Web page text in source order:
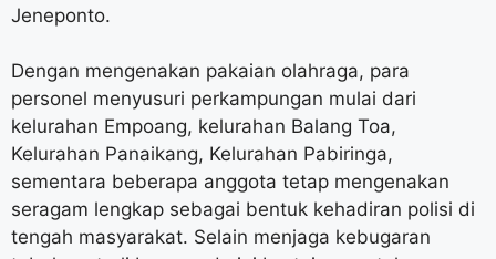
Jeneponto.
Dengan mengenakan pakaian olahraga, para
personel menyusuri perkampungan mulai dari
kelurahan Empoang, kelurahan Balang Toa,
Kelurahan Panaikang, Kelurahan Pabiringa,
sementara beberapa anggota tetap mengenakan
seragam lengkap sebagai bentuk kehadiran polisi di
tengah masyarakat. Selain menjaga kebugaran